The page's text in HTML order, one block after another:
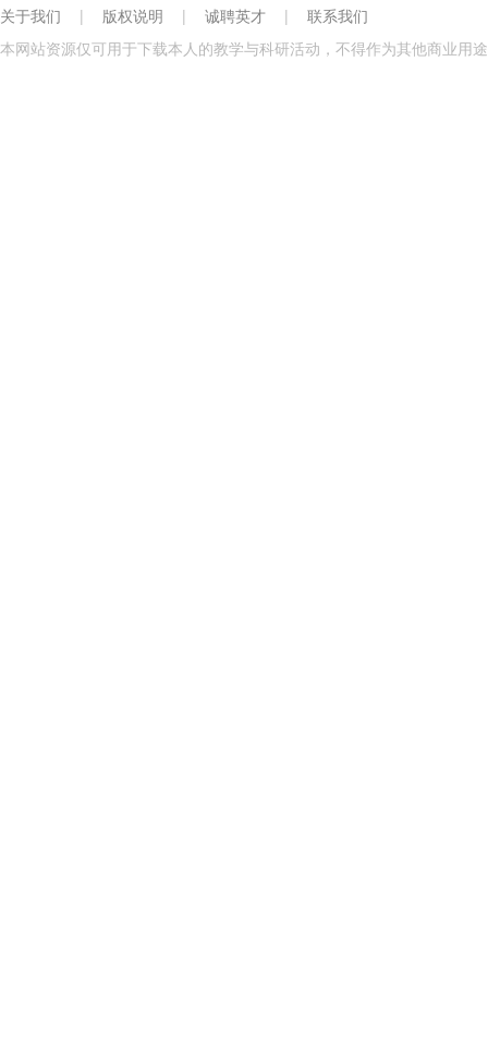
关于我们 | 版权说明 | 诚聘英才 |
联系我们
本网站资源仅可用于下载本人的教学与科研活动，不得作为其他商业用